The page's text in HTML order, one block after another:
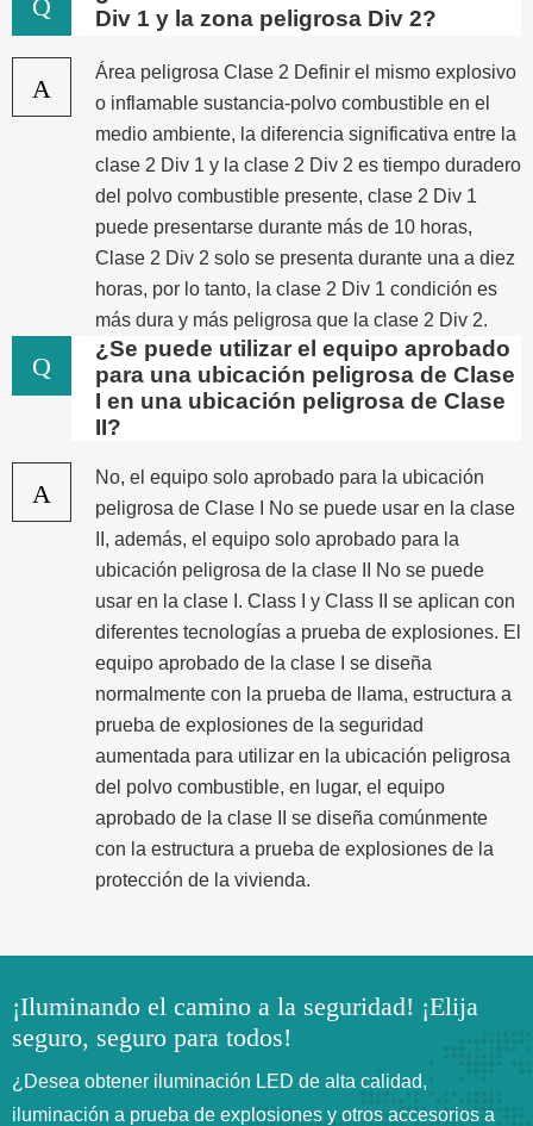
Q
Div 1 y la zona peligrosa Div 2?
A
Área peligrosa Clase 2 Definir el mismo explosivo
o inflamable sustancia-polvo combustible en el
medio ambiente, la diferencia significativa entre la
clase 2 Div 1 y la clase 2 Div 2 es tiempo duradero
del polvo combustible presente, clase 2 Div 1
puede presentarse durante más de 10 horas,
Clase 2 Div 2 solo se presenta durante una a diez
horas, por lo tanto, la clase 2 Div 1 condición es
más dura y más peligrosa que la clase 2 Div 2.
Q
¿Se puede utilizar el equipo aprobado
para una ubicación peligrosa de Clase
I en una ubicación peligrosa de Clase
II?
A
No, el equipo solo aprobado para la ubicación
peligrosa de Clase I No se puede usar en la clase
II, además, el equipo solo aprobado para la
ubicación peligrosa de la clase II No se puede
usar en la clase I. Class I y Class II se aplican con
diferentes tecnologías a prueba de explosiones. El
equipo aprobado de la clase I se diseña
normalmente con la prueba de llama, estructura a
prueba de explosiones de la seguridad
aumentada para utilizar en la ubicación peligrosa
del polvo combustible, en lugar, el equipo
aprobado de la clase II se diseña comúnmente
con la estructura a prueba de explosiones de la
protección de la vivienda.
¡Iluminando el camino a la seguridad! ¡Elija
seguro, seguro para todos!
¿Desea obtener iluminación LED de alta calidad,
iluminación a prueba de explosiones y otros accesorios a